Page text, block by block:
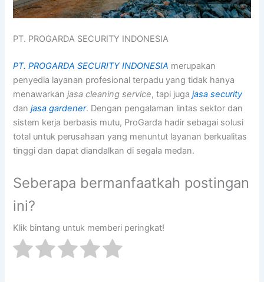
PT. PROGARDA SECURITY INDONESIA
PT. PROGARDA SECURITY INDONESIA merupakan
penyedia layanan profesional terpadu yang tidak hanya
menawarkanjasa cleaning service, tapi jugajasa security
danjasa gardener. Dengan pengalaman lintas sektor dan
sistem kerja berbasis mutu, ProGarda hadir sebagai solusi
total untuk perusahaan yang menuntut layanan berkualitas
tinggi dan dapat diandalkan di segala medan.
Seberapa bermanfaatkah postingan
ini?
Klik bintang untuk memberi peringkat!